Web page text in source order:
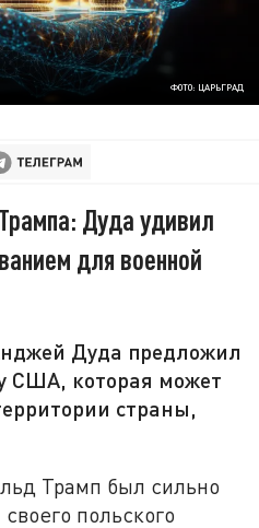
ФОТО: ЦАРЬГРАД
Дуда удивил
для военной
Дуда предложил
США, которая может
страны,
Трамп был сильно
польского